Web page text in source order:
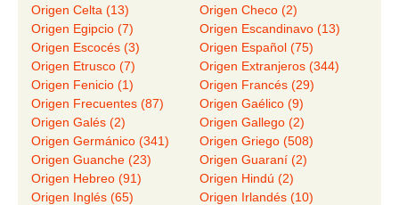
Origen Celta (13)
Origen Checo (2)
Origen Egipcio (7)
Origen Escandinavo (13)
Origen Escocés (3)
Origen Español (75)
Origen Etrusco (7)
Origen Extranjeros (344)
Origen Fenicio (1)
Origen Francés (29)
Origen Frecuentes (87)
Origen Gaélico (9)
Origen Galés (2)
Origen Gallego (2)
Origen Germánico (341)
Origen Griego (508)
Origen Guanche (23)
Origen Guaraní (2)
Origen Hebreo (91)
Origen Hindú (2)
Origen Inglés (65)
Origen Irlandés (10)